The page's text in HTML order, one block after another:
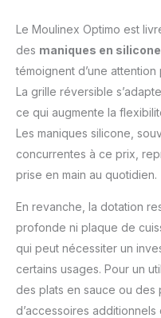
Le Moulinex Optimo est
des maniques en silicone
témoignent d’une attention
La grille réversible
ce qui augmente la
Les maniques silicone,
concurrentes à ce prix,
prise en main au quotidien.
En revanche, la dotation
profonde ni plaque de
qui peut nécessiter un
certains usages. Pour un
des plats en sauce ou des
d’accessoires